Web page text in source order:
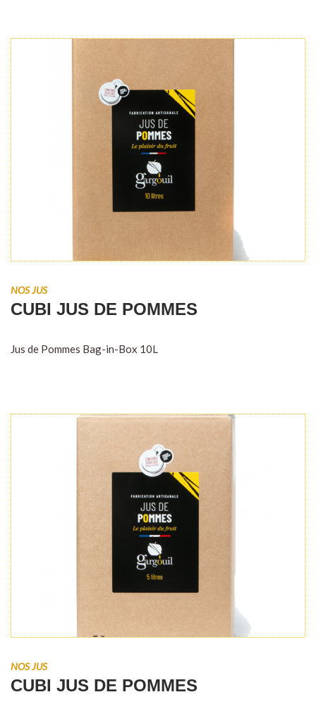
NOS JUS
CUBI JUS DE POMMES
Jus de Pommes Bag-in-Box 10L
NOS JUS
CUBI JUS DE POMMES